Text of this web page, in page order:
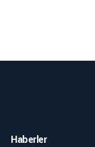
Haberler